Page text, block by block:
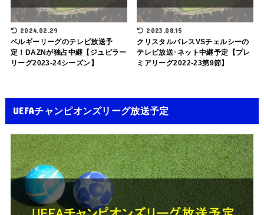
2024.02.29
ベルギーリーグのテレビ放送予
定！DAZNが独占中継【ジュピラー
リーグ2023-24シーズン】
2023.08.15
クリスタルパレスVSチェルシーの
テレビ放送･ネット中継予定【プレ
ミアリーグ2022-23第9節】
UEFAチャンピオンズリーグ放送予定